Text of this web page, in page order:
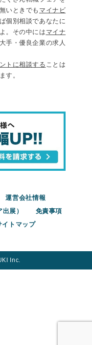
いときでも マイナビ
個別相談であなたに
。その中には マイナ
手・優良企業の求人
トに相談する ことは
す。
運営会社情報
展）
免責事項
イトマップ
Inc.